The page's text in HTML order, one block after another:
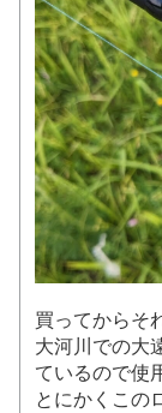
買ってからそ
大河川での大
ているので使
とにかくこの